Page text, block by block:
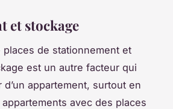
et stockage
de stationnement et
est un autre facteur qui
appartement, surtout en
avec des places